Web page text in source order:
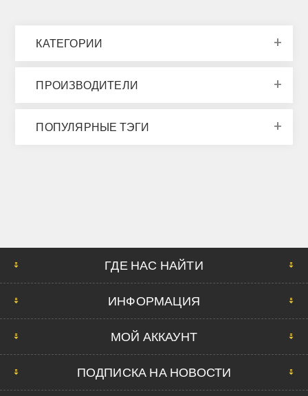
КАТЕГОРИИ
ПРОИЗВОДИТЕЛИ
ПОПУЛЯРНЫЕ ТЭГИ
ГДЕ НАС НАЙТИ
ИНФОРМАЦИЯ
МОЙ АККАУНТ
ПОДПИСКА НА НОВОСТИ